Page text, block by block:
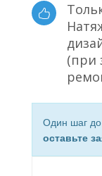
(при
Один шаг до
оставьте